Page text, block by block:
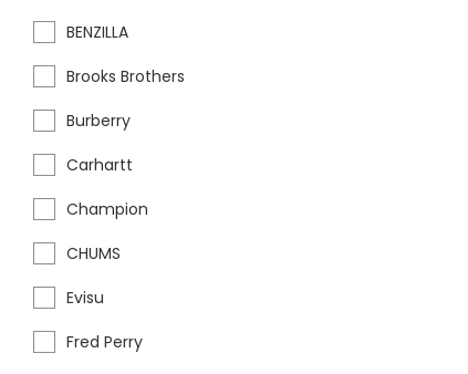
BENZILLA
Brooks Brothers
Burberry
Carhartt
Champion
CHUMS
Evisu
Fred Perry